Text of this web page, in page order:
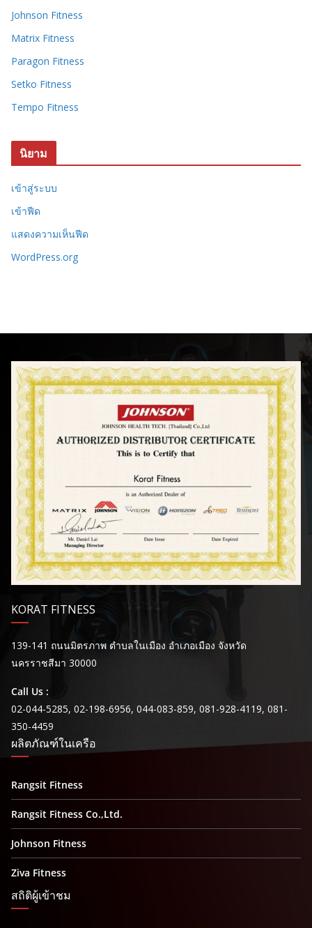
Johnson Fitness
Matrix Fitness
Paragon Fitness
Setko Fitness
Tempo Fitness
นิยาม
เข้าสู่ระบบ
เข้าฟีด
แสดงความเห็นฟีด
WordPress.org
KORAT FITNESS
139-141 ถนนมิตรภาพ ตำบลในเมือง อำเภอเมือง จังหวัด
นครราชสีมา 30000
Call Us :
02-044-5285, 02-198-6956, 044-083-859, 081-928-4119, 081-
350-4459
ผลิตภัณฑ์ในเครือ
Rangsit Fitness
Rangsit Fitness Co.,Ltd.
Johnson Fitness
Ziva Fitness
สถิติผู้เข้าชม